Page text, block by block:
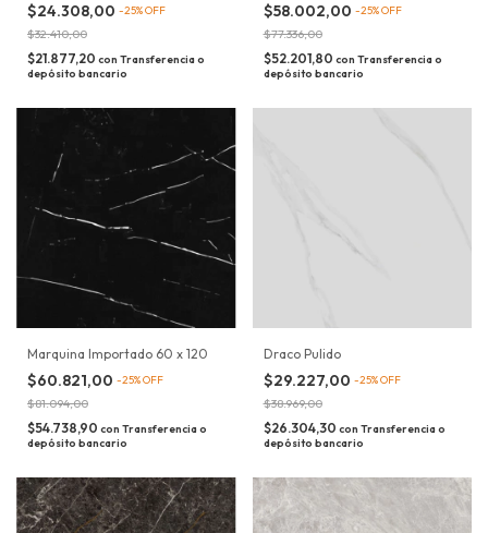
$24.308,00 -25%OFF
$32.410,00
$21.877,20 con Transferencia o
depósito bancario
$58.002,00 -25%OFF
$77.336,00
$52.201,80 con Transferencia o
depósito bancario
Marquina Importado 60 x 120
$60.821,00 -25%OFF
$81.094,00
$54.738,90 con Transferencia o
depósito bancario
Draco Pulido
$29.227,00 -25%OFF
$38.969,00
$26.304,30 con Transferencia o
depósito bancario